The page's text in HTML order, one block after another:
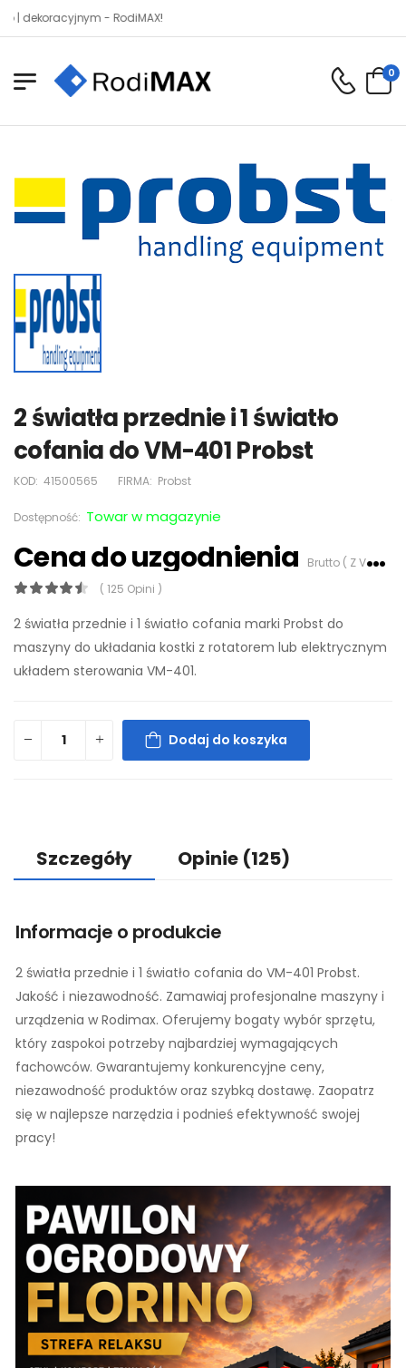
- RodiMAX!
0
2 światła przednie i 1 światło
cofania do VM-401 Probst
KOD: 41500565 FIRMA: Probst
Dostępność: Towar w magazynie
Cena do uzgodnienia Brutto ( Z VAT 23%)
( 125 Opini )
2 światła przednie i 1 światło cofania marki Probst do
maszyny do układania kostki z rotatorem lub elektrycznym
układem sterowania VM-401.
Dodaj do koszyka
Szczegóły Opinie (125)
Informacje o produkcie
2 światła przednie i 1 światło cofania do VM-401 Probst.
Jakość i niezawodność. Zamawiaj profesjonalne maszyny i
urządzenia w Rodimax. Oferujemy bogaty wybór sprzętu,
który zaspokoi potrzeby najbardziej wymagających
fachowców. Gwarantujemy konkurencyjne ceny,
niezawodność produktów oraz szybką dostawę. Zaopatrz
się w najlepsze narzędzia i podnieś efektywność swojej
pracy!